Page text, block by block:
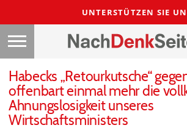
UNTERSTÜTZEN SIE
Habecks „Retourkutsche“
offenbart einmal mehr die
Ahnungslosigkeit unseres
Wirtschaftsministers